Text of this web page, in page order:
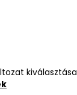
kiválasztása